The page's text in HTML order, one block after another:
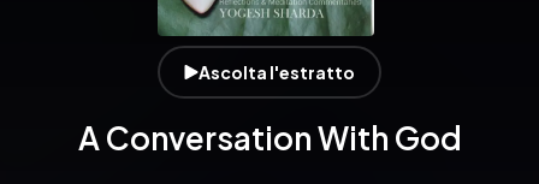
Ascolta l'estratto
A Conversation With God